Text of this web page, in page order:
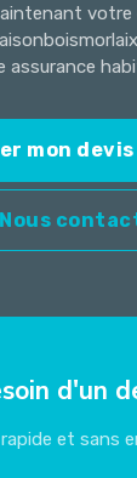
assurance
mon
Nous
d'un
et sans